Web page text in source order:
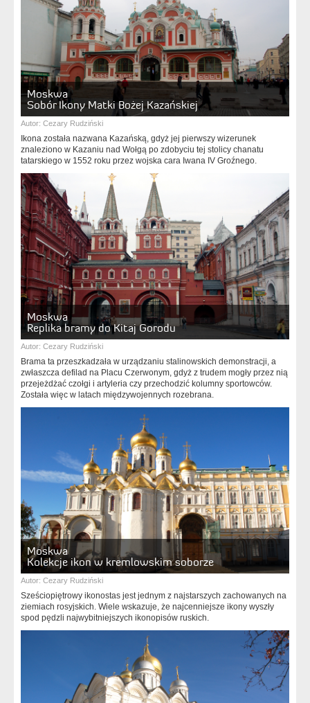
Moskwa
Sobór Ikony Matki Bożej Kazańskiej
Autor: Cezary Rudziński
Ikona została nazwana Kazańską, gdyż jej pierwszy wizerunek
znaleziono w Kazaniu nad Wołgą po zdobyciu tej stolicy chanatu
tatarskiego w 1552 roku przez wojska cara Iwana IV Groźnego.
Moskwa
Replika bramy do Kitaj Gorodu
Autor: Cezary Rudziński
Brama ta przeszkadzała w urządzaniu stalinowskich demonstracji, a
zwłaszcza defilad na Placu Czerwonym, gdyż z trudem mogły przez nią
przejeżdżać czołgi i artyleria czy przechodzić kolumny sportowców.
Została więc w latach międzywojennych rozebrana.
Moskwa
Kolekcje ikon w kremlowskim soborze
Autor: Cezary Rudziński
Sześciopiętrowy ikonostas jest jednym z najstarszych zachowanych na
ziemiach rosyjskich. Wiele wskazuje, że najcenniejsze ikony wyszły
spod pędzli najwybitniejszych ikonopisów ruskich.